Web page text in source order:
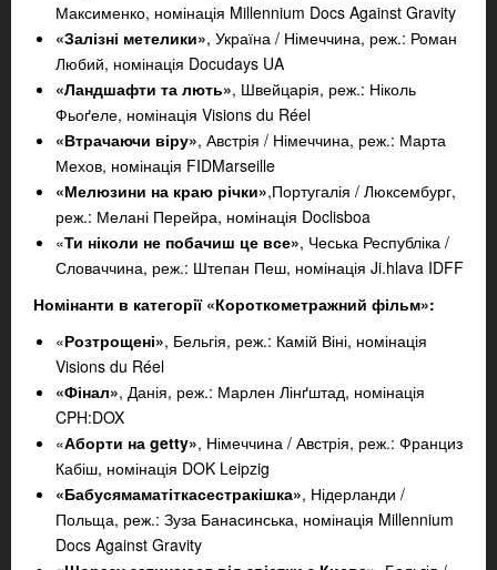
Максименко, номінація Millennium Docs Against Gravity
«Залізні метелики», Україна / Німеччина, реж.: Роман
Любий, номінація Docudays UA
«Ландшафти та лють», Швейцарія, реж.: Ніколь
Фьоґеле, номінація Visions du Réel
«Втрачаючи віру», Австрія / Німеччина, реж.: Марта
Мехов, номінація FIDMarseille
«Мелюзини на краю річки»,Португалія / Люксембург,
реж.: Мелані Перейра, номінація Doclisboa
«Ти ніколи не побачиш це все», Чеська Республіка /
Словаччина, реж.: Штепан Пеш, номінація Ji.hlava IDFF
Номінанти в категорії «Короткометражний фільм»:
«Розтрощені», Бельгія, реж.: Камій Віні, номінація
Visions du Réel
«Фінал», Данія, реж.: Марлен Лінґштад, номінація
CPH:DOX
«Аборти на getty», Німеччина / Австрія, реж.: Франциз
Кабіш, номінація DOK Leipzig
«Бабусямаматіткасестракішка», Нідерланди /
Польща, реж.: Зуза Банасинська, номінація Millennium
Docs Against Gravity